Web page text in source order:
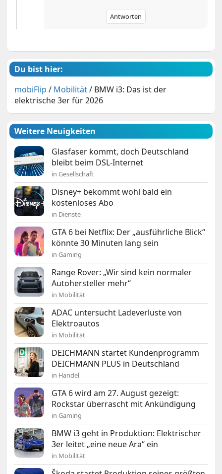
Antworten
Du bist hier:
mobiFlip / Mobilität/ BMW i3: Das ist der
elektrische 3er für 2026
Weitere Neuigkeiten
Glasfaser kommt, doch Deutschland
bleibt beim DSL-Internet
in Gesellschaft
Disney+ bekommt wohl bald ein
kostenloses Abo
in Dienste
GTA 6 bei Netflix: Der „ausführliche Blick“
könnte 30 Minuten lang sein
in Gaming
Range Rover: „Wir sind kein normaler
Autohersteller mehr“
in Mobilität
ADAC untersucht Ladeverluste von
Elektroautos
in Mobilität
DEICHMANN startet Kundenprogramm
DEICHMANN PLUS in Deutschland
in Handel
GTA 6 wird am 27. August gezeigt:
Rockstar überrascht mit Ankündigung
in Gaming
BMW i3 geht in Produktion: Elektrischer
3er leitet „eine neue Ära“ ein
in Mobilität